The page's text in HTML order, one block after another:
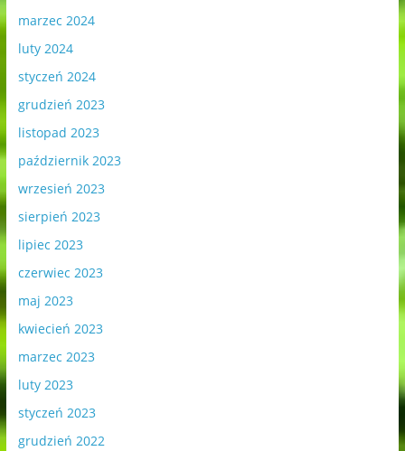
marzec 2024
luty 2024
styczeń 2024
grudzień 2023
listopad 2023
październik 2023
wrzesień 2023
sierpień 2023
lipiec 2023
czerwiec 2023
maj 2023
kwiecień 2023
marzec 2023
luty 2023
styczeń 2023
grudzień 2022